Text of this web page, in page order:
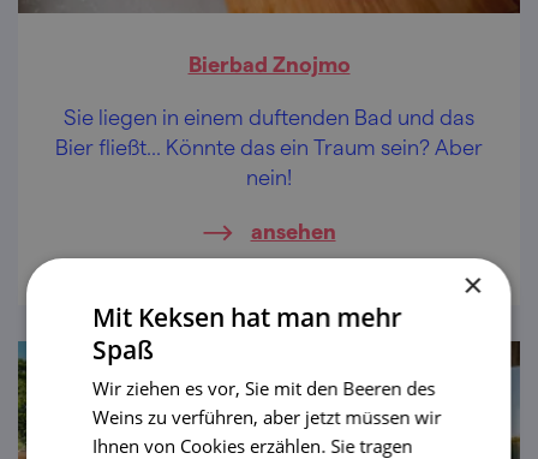
Bierbad Znojmo
Sie liegen in einem duftenden Bad und das
Bier fließt... Könnte das ein Traum sein? Aber
nein!
ansehen
×
Mit Keksen hat man mehr
Spaß
Wir ziehen es vor, Sie mit den Beeren des
Weins zu verführen, aber jetzt müssen wir
Ihnen von Cookies erzählen. Sie tragen